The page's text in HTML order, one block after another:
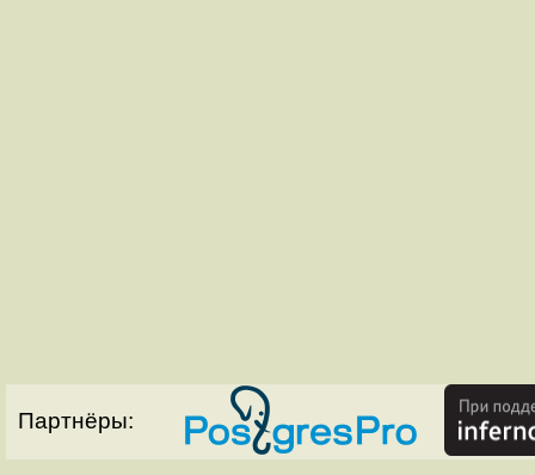
Партнёры: